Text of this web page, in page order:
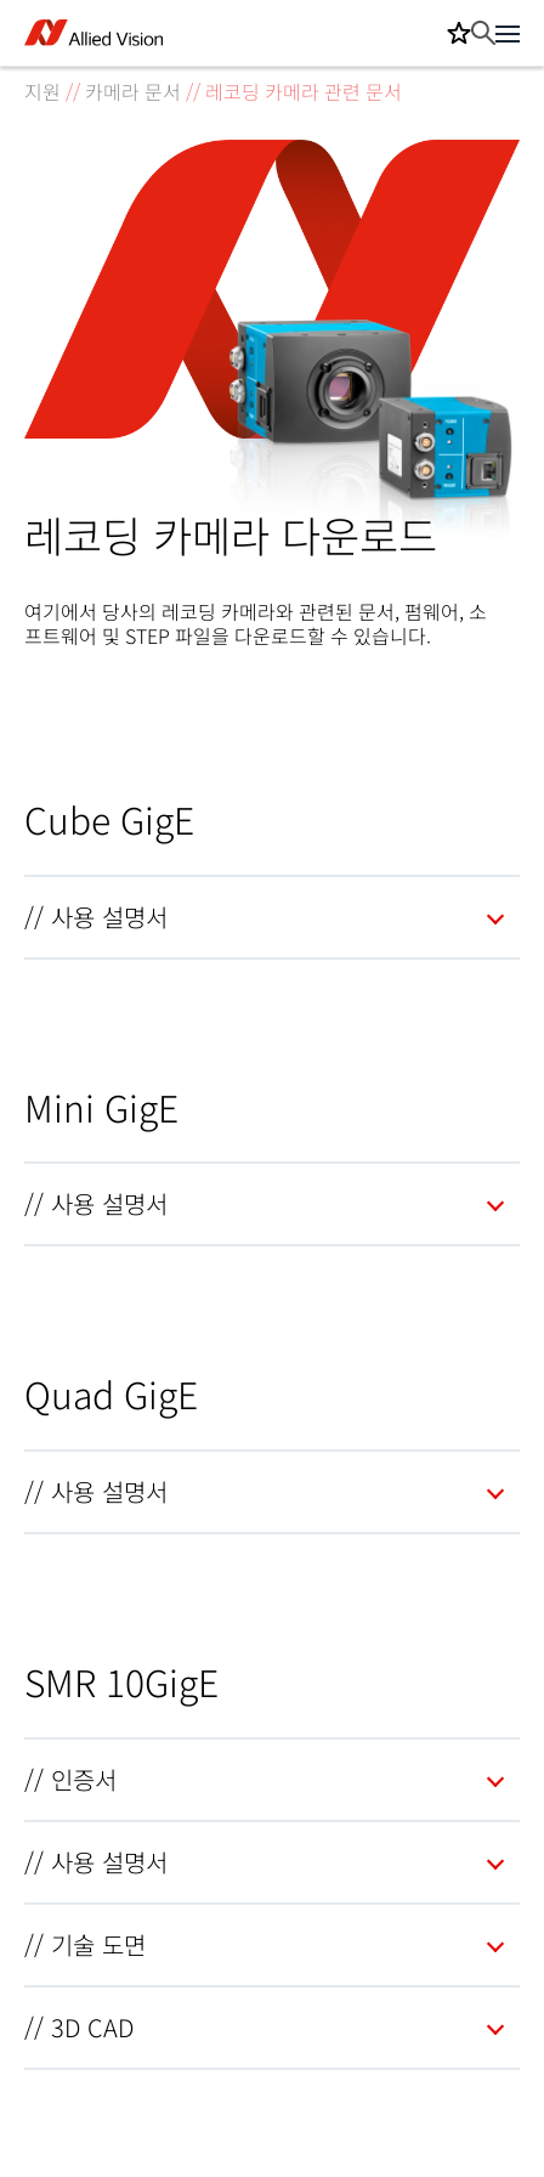
지원 // 카메라 문서 // 레코딩 카메라 관련 문서
레코딩 카메라 다운로드
여기에서 당사의 레코딩 카메라와 관련된 문서, 펌웨어, 소
프트웨어 및 STEP 파일을 다운로드할 수 있습니다.
Cube GigE
// 사용 설명서
Mini GigE
// 사용 설명서
Quad GigE
// 사용 설명서
SMR 10GigE
// 인증서
// 사용 설명서
// 기술 도면
// 3D CAD